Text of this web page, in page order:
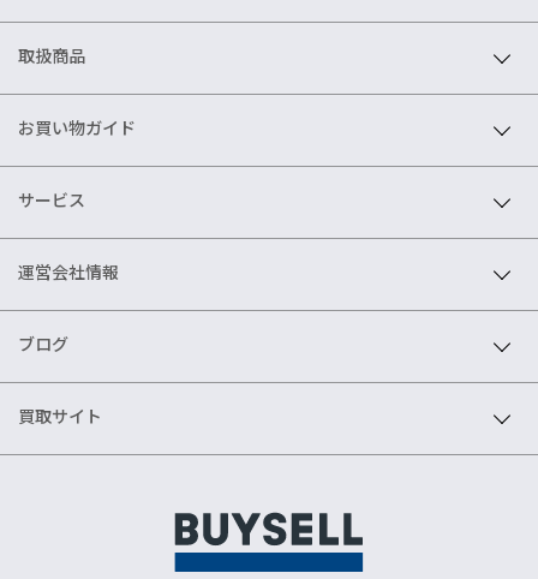
取扱商品
お買い物ガイド
サービス
運営会社情報
ブログ
買取サイト